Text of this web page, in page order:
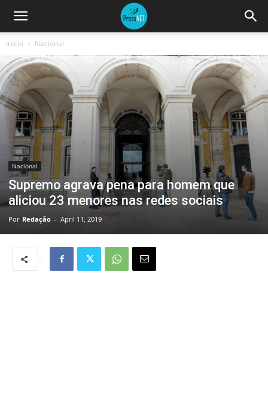
Início Nacional
Nacional
Supremo agrava pena para homem que
aliciou 23 menores nas redes sociais
Por Redação - April 11, 2019